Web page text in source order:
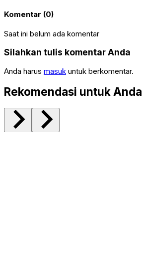
Komentar (0)
Saat ini belum ada komentar
Silahkan tulis komentar Anda
Anda harus masuk untuk berkomentar.
Rekomendasi untuk Anda